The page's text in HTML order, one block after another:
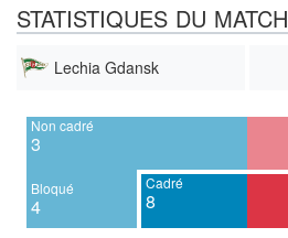
STATISTIQUES DU MATCH
Lechia Gdansk
Non cadré
3
Bloqué
4
Cadré
8